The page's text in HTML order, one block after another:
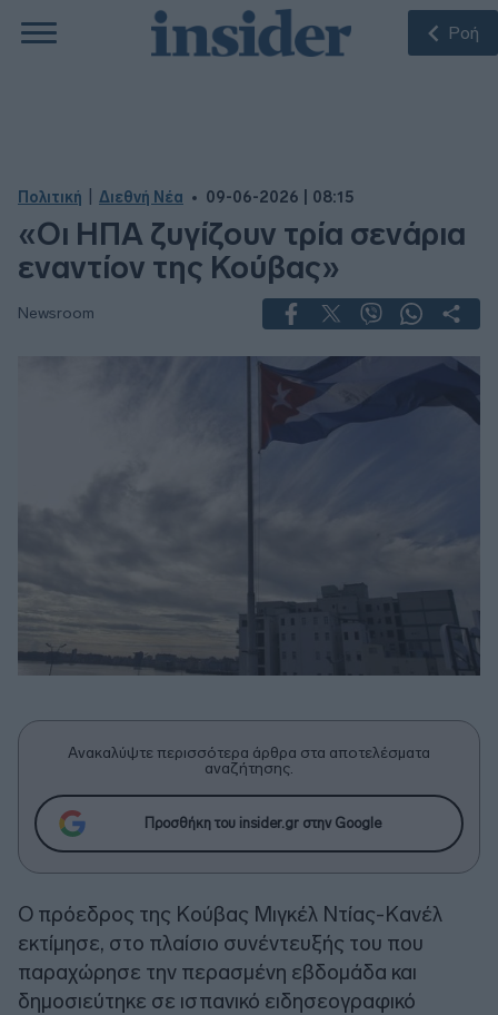
Ροή
Πολιτική Διεθνή Νέα 09-06-2026 | 08:15
«Oι ΗΠΑ ζυγίζουν τρία σενάρια
εναντίον της Κούβας»
Newsroom
Ανακαλύψτε περισσότερα άρθρα στα αποτελέσματα
αναζήτησης.
Προσθήκη του insider.gr στην Google
Ο πρόεδρος της Κούβας Μιγκέλ Ντίας-Κανέλ
εκτίμησε, στο πλαίσιο συνέντευξής του που
παραχώρησε την περασμένη εβδομάδα και
δημοσιεύτηκε σε ισπανικό ειδησεογραφικό